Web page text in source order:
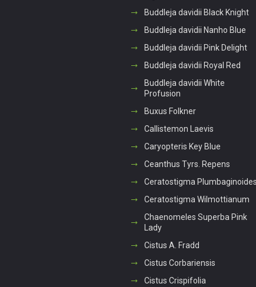
Buddleja davidii Black Knight
Buddleja davidii Nanho Blue
Buddleja davidii Pink Delight
Buddleja davidii Royal Red
Buddleja davidii White
Profusion
Buxus Folkner
Callistemon Laevis
Caryopteris Key Blue
Ceanthus Tyrs. Repens
Ceratostigma Plumbaginoides
Ceratostigma Wilmottianum
Chaenomeles Superba Pink
Lady
Cistus A. Fradd
Cistus Corbariensis
Cistus Crispifolia